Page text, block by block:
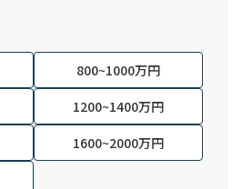
800~1000万円
1200~1400万円
1600~2000万円